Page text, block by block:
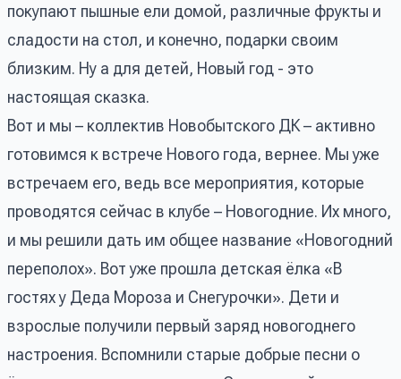
покупают пышные ели домой, различные фрукты и
сладости на стол, и конечно, подарки своим
близким. Ну а для детей, Новый год - это
настоящая сказка.
Вот и мы – коллектив Новобытского ДК – активно
готовимся к встрече Нового года, вернее. Мы уже
встречаем его, ведь все мероприятия, которые
проводятся сейчас в клубе – Новогодние. Их много,
и мы решили дать им общее название «Новогодний
переполох». Вот уже прошла детская ёлка «В
гостях у Деда Мороза и Снегурочки». Дети и
взрослые получили первый заряд новогоднего
настроения. Вспомнили старые добрые песни о